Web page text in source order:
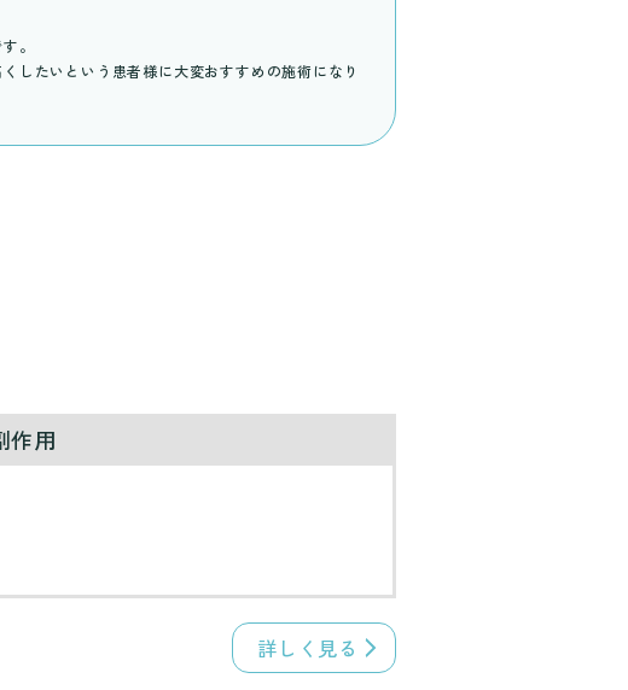
。
したいという患者様に大変おすすめの施術になり
作用
詳しく見る